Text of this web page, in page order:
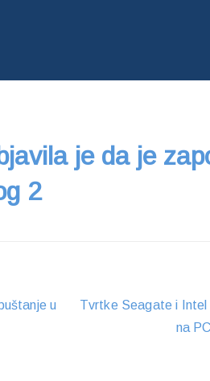
OBJAVILA JE DA JE ZAPOČELA
je da je
2
u
Tvrtke Seagate i Intel
na